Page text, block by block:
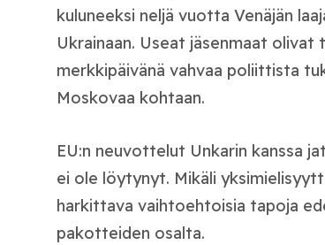
kuluneeksi neljä vuotta Venäjän
Ukrainaan. Useat jäsenmaat
merkkipäivänä vahvaa poliittista
Moskovaa kohtaan.
EU:n neuvottelut Unkarin kanssa
ei ole löytynyt. Mikäli
harkittava vaihtoehtoisia tapoja
pakotteiden osalta.